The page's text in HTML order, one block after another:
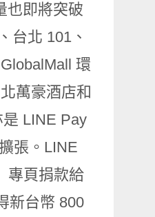
也即將突破
台北 101、
環
萬豪酒店和
LINE Pay
張。LINE
專頁捐款給
新台幣 800